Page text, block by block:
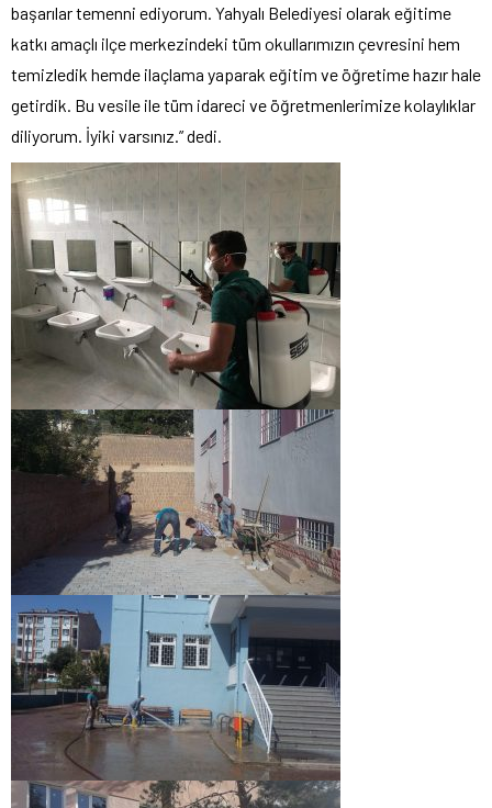
başarılar temenni ediyorum. Yahyalı Belediyesi olarak eğitime
katkı amaçlı ilçe merkezindeki tüm okullarımızın çevresini hem
temizledik hemde ilaçlama yaparak eğitim ve öğretime hazır hale
getirdik. Bu vesile ile tüm idareci ve öğretmenlerimize kolaylıklar
diliyorum. İyiki varsınız.” dedi.